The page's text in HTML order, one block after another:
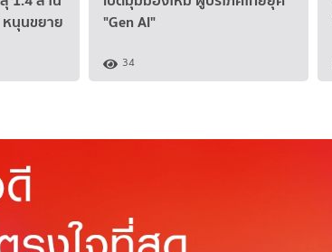
หนุนขยาย
"Gen AI"
34